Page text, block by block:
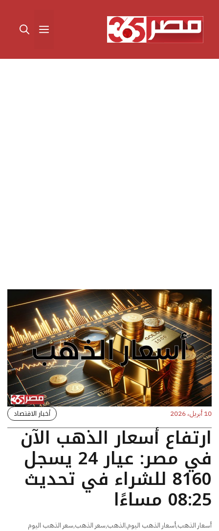
المحتوى القائمة
10 أبريل، 2026 أخبار الاقتصاد
ارتفاع أسعار الذهب الآن
في مصر: عيار 24 يسجل
8160 للشراء في تحديث
08:25 مساءًا
أسعار الذهب,أسعار الذهب اليوم,الذهب,سعر الذهب,سعر الذهب اليوم